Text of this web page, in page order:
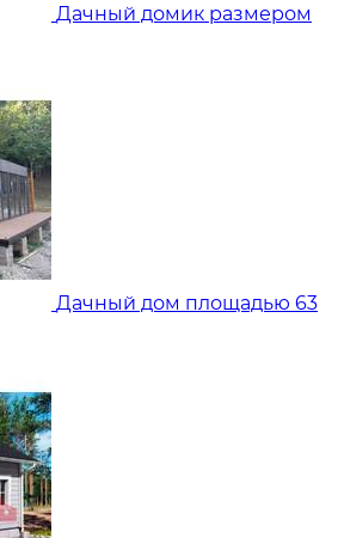
Дачный домик размером
Дачный дом площадью 63